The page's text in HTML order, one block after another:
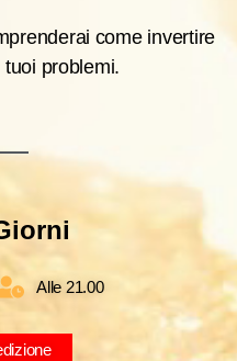
come invertire
problemi.
Alle 21.00